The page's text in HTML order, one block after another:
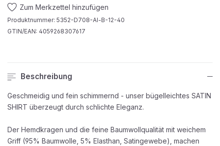
Zum Merkzettel hinzufügen
Produktnummer: 5352-D708-Al-B-12-40
GTIN/EAN: 4059268307617
Beschreibung
Geschmeidig und fein schimmernd - unser bügelleichtes SATIN
SHIRT überzeugt durch schlichte Eleganz.
Der Hemdkragen und die feine Baumwollqualität mit weichem
Griff (95% Baumwolle, 5% Elasthan, Satingewebe), machen